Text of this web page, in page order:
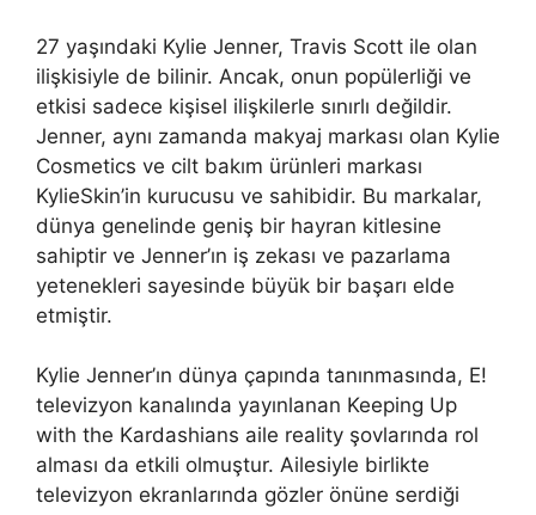
27 yaşındaki Kylie Jenner, Travis Scott ile olan
ilişkisiyle de bilinir. Ancak, onun popülerliği ve
etkisi sadece kişisel ilişkilerle sınırlı değildir.
Jenner, aynı zamanda makyaj markası olan Kylie
Cosmetics ve cilt bakım ürünleri markası
KylieSkin’in kurucusu ve sahibidir. Bu markalar,
dünya genelinde geniş bir hayran kitlesine
sahiptir ve Jenner’ın iş zekası ve pazarlama
yetenekleri sayesinde büyük bir başarı elde
etmiştir.
Kylie Jenner’ın dünya çapında tanınmasında, E!
televizyon kanalında yayınlanan Keeping Up
with the Kardashians aile reality şovlarında rol
alması da etkili olmuştur. Ailesiyle birlikte
televizyon ekranlarında gözler önüne serdiği